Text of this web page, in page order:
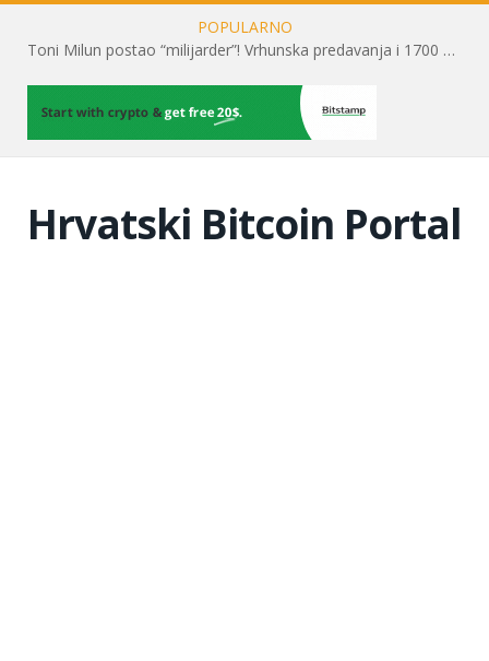
POPULARNO
Toni Milun postao “milijarder”! Vrhunska predavanja i 1700 posjetitelja obilježili su mjesec financijske pismenosti
Hrvatski Bitcoin Portal